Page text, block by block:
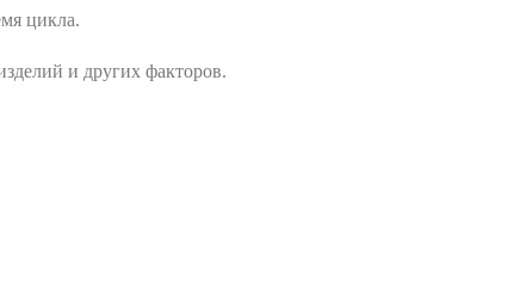
цикла.
и других факторов.